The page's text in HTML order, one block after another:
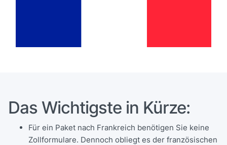
Das Wichtigste in Kürze:
Für ein Paket nach Frankreich benötigen Sie keine
Zollformulare. Dennoch obliegt es der französischen